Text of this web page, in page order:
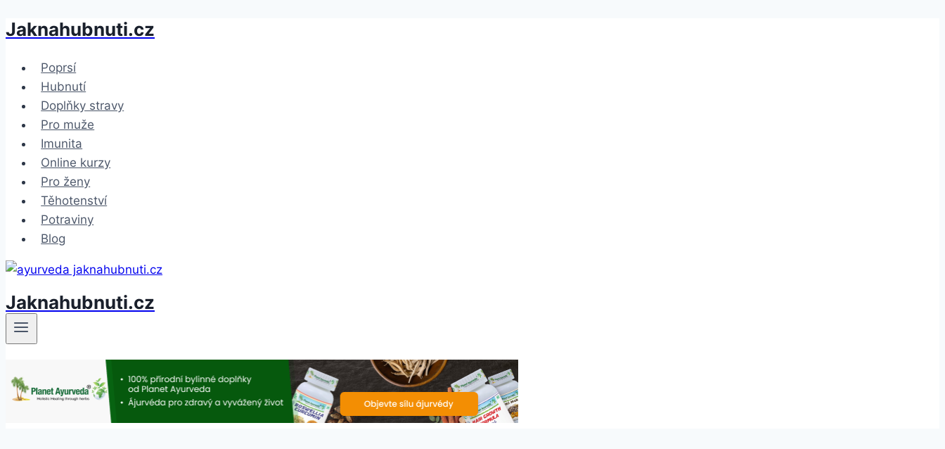
Přeskočit
obsah
Jaknahubnuti.cz
Poprsí
Hubnutí
Doplňky stravy
Pro muže
Imunita
Online kurzy
Pro ženy
Těhotenství
Potraviny
Blog
Jaknahubnuti.cz